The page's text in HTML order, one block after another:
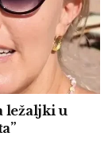
ležaljki u